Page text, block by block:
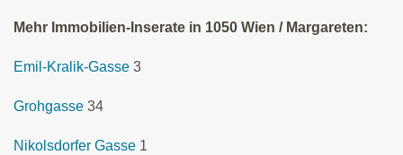
Mehr Immobilien-Inserate in 1050 Wien / Margareten:
Emil-Kralik-Gasse 3
Grohgasse 34
Nikolsdorfer Gasse 1